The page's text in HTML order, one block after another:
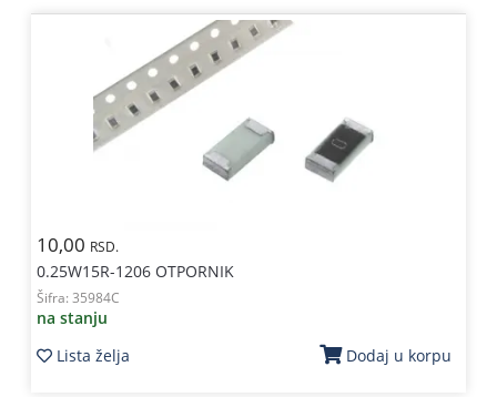
10,00 RSD.
0.25W15R-1206 OTPORNIK
Šifra: 35984C
na stanju
Lista želja
Dodaj u korpu